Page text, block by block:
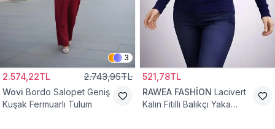
3
2.574,22TL 2.743,95TL
Wovi Bordo Salopet Geniş
Kuşak Fermuarlı Tulum
521,78TL
RAWEA FASHİON Lacivert
Kalın Fitilli Balıkçı Yaka